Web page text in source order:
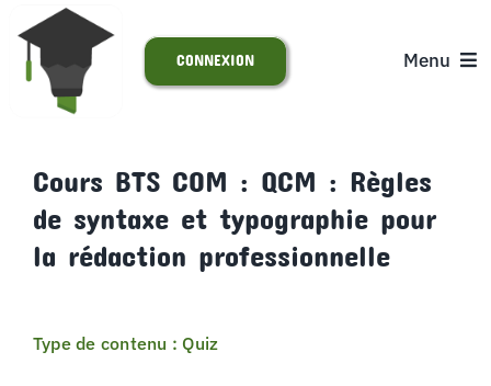
Passer
contenu
Menu
S’INSCRIRE
SUPPORT
CONNEXION
Cours BTS COM : QCM : Règles
de syntaxe et typographie pour
la rédaction professionnelle
Type de contenu : Quiz